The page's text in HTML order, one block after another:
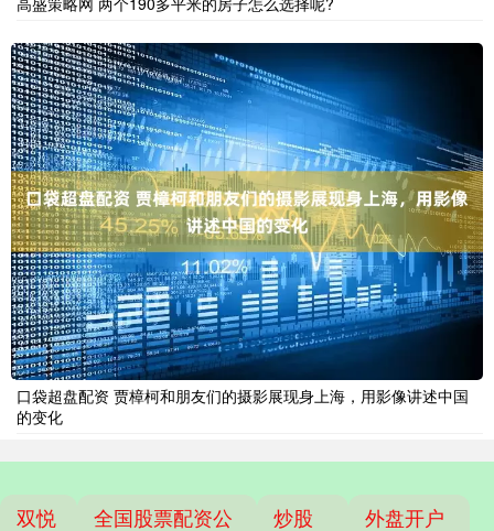
口袋超盘配资 贾樟柯和朋友们的摄影展现身上海，用影像讲述中国
的变化
双悦
全国股票配资公
炒股
外盘开户